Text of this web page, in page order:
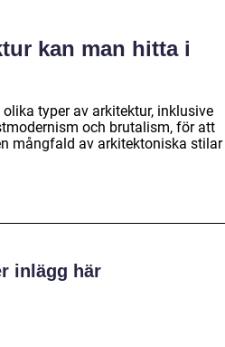
kan man hitta i
typer av arkitektur, inklusive
och brutalism, för att
mångfald av arkitektoniska
inlägg här